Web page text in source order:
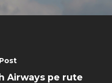
Airways pe rute